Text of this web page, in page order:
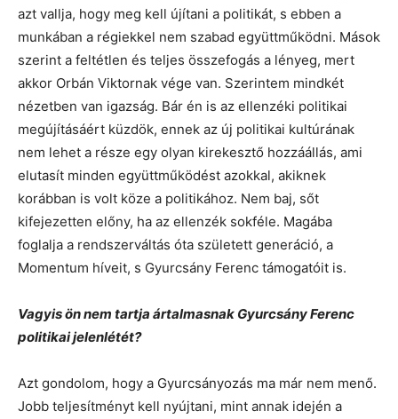
azt vallja, hogy meg kell újítani a politikát, s ebben a
munkában a régiekkel nem szabad együttműködni. Mások
szerint a feltétlen és teljes összefogás a lényeg, mert
akkor Orbán Viktornak vége van. Szerintem mindkét
nézetben van igazság. Bár én is az ellenzéki politikai
megújításáért küzdök, ennek az új politikai kultúrának
nem lehet a része egy olyan kirekesztő hozzáállás, ami
elutasít minden együttműködést azokkal, akiknek
korábban is volt köze a politikához. Nem baj, sőt
kifejezetten előny, ha az ellenzék sokféle. Magába
foglalja a rendszerváltás óta született generáció, a
Momentum híveit, s Gyurcsány Ferenc támogatóit is.
Vagyis ön nem tartja ártalmasnak Gyurcsány Ferenc
politikai jelenlétét?
Azt gondolom, hogy a Gyurcsányozás ma már nem menő.
Jobb teljesítményt kell nyújtani, mint annak idején a